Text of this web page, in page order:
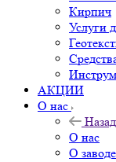
Кирпич
Услуги
АКЦИИ
О нас
Назад
О нас
О заводе